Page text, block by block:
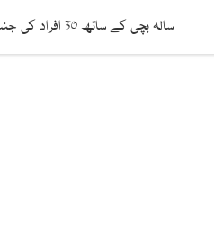
13 سالہ بچی کے ساتھ 30 افراد کی جنسی زیادتی